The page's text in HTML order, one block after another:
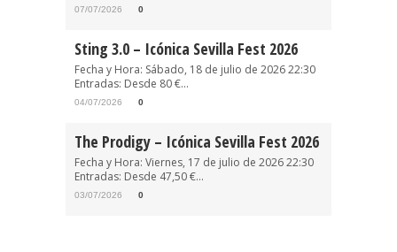
07/07/2026 0
Sting 3.0 – Icónica Sevilla Fest 2026
Fecha y Hora: Sábado, 18 de julio de 2026 22:30
Entradas: Desde 80 €...
04/07/2026 0
The Prodigy – Icónica Sevilla Fest 2026
Fecha y Hora: Viernes, 17 de julio de 2026 22:30
Entradas: Desde 47,50 €...
03/07/2026 0